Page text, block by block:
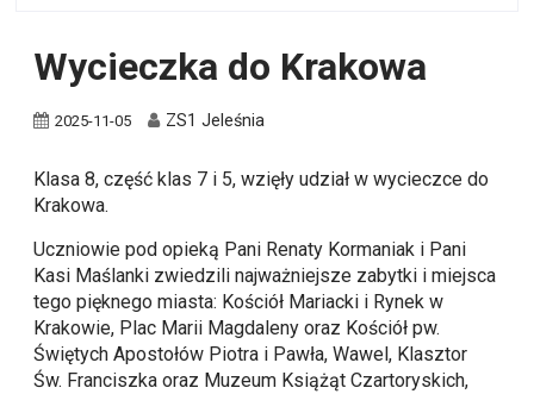
Wycieczka do Krakowa
2025-11-05 ZS1 Jeleśnia
Klasa 8, część klas 7 i 5, wzięły udział w wycieczce do
Krakowa.
Uczniowie pod opieką Pani Renaty Kormaniak i Pani
Kasi Maślanki zwiedzili najważniejsze zabytki i miejsca
tego pięknego miasta: Kościół Mariacki i Rynek w
Krakowie, Plac Marii Magdaleny oraz Kościół pw.
Świętych Apostołów Piotra i Pawła, Wawel, Klasztor
Św. Franciszka oraz Muzeum Książąt Czartoryskich,